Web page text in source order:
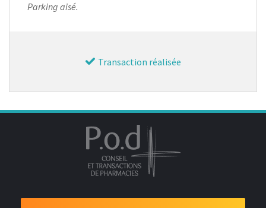
Parking aisé.
Transaction réalisée